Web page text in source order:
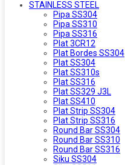
STAINLESS STEEL
Pipa SS304
Pipa SS310
Pipa SS316
Plat 3CR12
Plat Bordes SS304
Plat SS304
Plat SS310s
Plat SS316
Plat SS329 J3L
Plat SS410
Plat Strip SS304
Plat Strip SS316
Round Bar SS304
Round Bar SS310
Round Bar SS316
Siku SS304